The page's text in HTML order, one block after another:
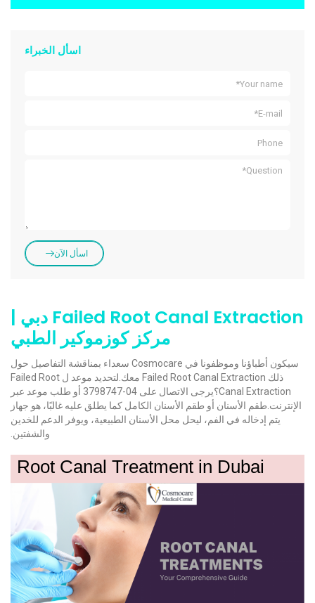
اسأل الخبراء
اسأل الآن
Failed Root Canal Extraction دبي |
مركز كوزموكير الطبي
سيكون أطباؤنا وموظفونا في Cosmocare سعداء بمناقشة التفاصيل حول
ذلك Failed Root Canal Extraction معك.لتحديد موعد ل Failed Root
Canal Extraction؟يرجى الاتصال على 04-3798747 أو طلب موعد عبر
الإنترنت.طقم الأسنان أو طقم الأسنان الكامل كما يطلق عليه غالبًا، هو جهاز
يتم إدخاله في الفم، ليحل محل الأسنان الطبيعية، ويوفر الدعم للخدين
والشفتين.